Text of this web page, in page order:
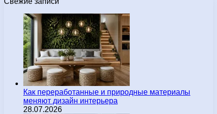
Как переработанные и природные материалы
меняют дизайн интерьера
28.07.2026